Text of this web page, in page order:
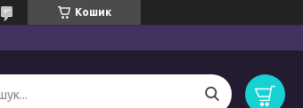
Кошик